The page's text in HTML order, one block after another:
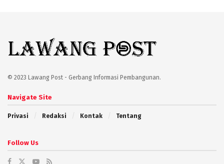
© 2023 Lawang Post - Gerbang Informasi Pembangunan.
Navigate Site
Privasi Redaksi Kontak Tentang
Follow Us